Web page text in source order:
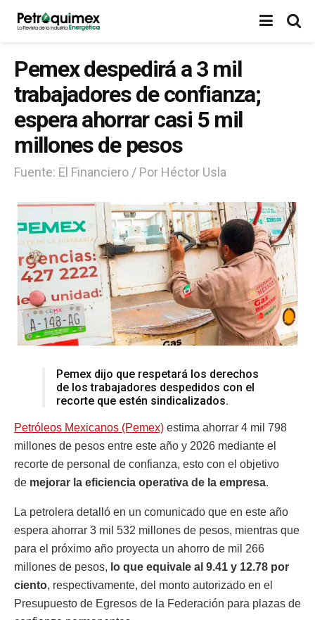
Pemex despedirá a 3 mil
trabajadores de confianza;
espera ahorrar casi 5 mil
millones de pesos
Fuente: El Financiero / Por Héctor Usla
Pemex dijo que respetará los derechos
de los trabajadores despedidos con el
recorte que estén sindicalizados.
Petróleos Mexicanos (Pemex) estima ahorrar 4 mil 798
millones de pesos entre este año y 2026 mediante el
recorte de personal de confianza, esto con el objetivo
de mejorar la eficiencia operativa de la empresa.
La petrolera detalló en un comunicado que en este año
espera ahorrar 3 mil 532 millones de pesos, mientras que
para el próximo año proyecta un ahorro de mil 266
millones de pesos, lo que equivale al 9.41 y 12.78 por
ciento, respectivamente, del monto autorizado en el
Presupuesto de Egresos de la Federación para plazas de